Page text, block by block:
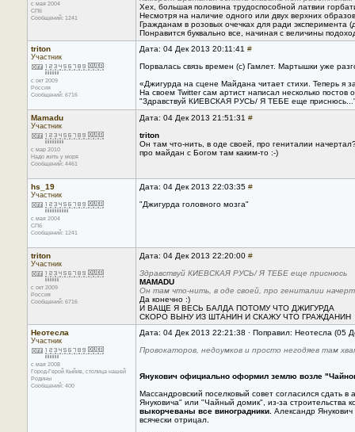
с мая 2004
СПб
Сообщений: 1241
Хех, большая половина трудоспособной латвии
Несмотря на наличие одного или двух верхних
Гражданам в розовых очечках для ради
Понравится буквально все, начиная с величины
triton
Участник
с окт 2009
Россия
Сообщений: 6716
Дата: 04 Дек 2013 20:11:41 #
Порвалась связь времен (с) Гамлет. Мартышки уже
«Джигурда на сцене Майдана читает стихи. Теперь я
На своем Twitter сам артист написал несколько
"Здравствуй КИЕВСКАЯ РУСЬ/ Я ТЕБЕ еще
Mamadu
Участник
с мар 2010
Надо жить у моря
Сообщений: 4461
Дата: 04 Дек 2013 21:51:31 #
triton
Он там что-нить, в оде своей, про гениталии
про майдан с Богом там каким-то :-)
hs_19
Участник
с мая 2004
СПб
Сообщений: 1241
Дата: 04 Дек 2013 22:03:35 #
"Джигурда головного мозга"
triton
Участник
с окт 2009
Россия
Сообщений: 6716
Дата: 04 Дек 2013 22:20:00 #
Здравствуй КИЕВСКАЯ РУСЬ/ Я ТЕБЕ еще приснюсь
MAMADU
Он там что-нить, в оде своей, про гениталии
Да конечно :)
И ВАЩЕ Я ВЕСЬ БАЛДА ПОТОМУ ЧТО ДЖИГУРДА
СКОРО ВЫНУ ИЗ ШТАНИН И СКАЖУ ЧТО ГРАЖДАНИН
Неотесла
Участник
с мая 2008
Город-Герой Кыйив, столица нашей
Родины
Сообщений: 400
Дата: 04 Дек 2013 22:21:38 · Поправил: Неотесла (05
Провокаторов, недоумков и просто негодяев там
Янукович официально оформил землю возле
Массандровский поселковый совет согласился сдать
Януковича" или "Чайный домик", из-за строительства
выкорчеваны все виноградники. Александр
всячески отрицал.